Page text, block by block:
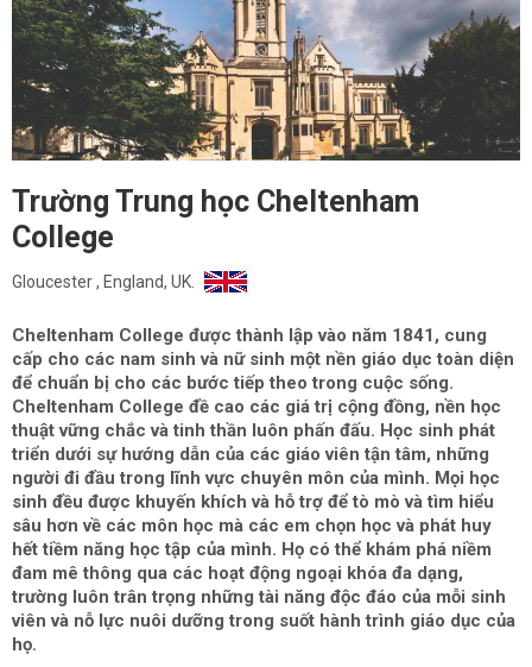
Trường Trung học Cheltenham
College
Gloucester , England, UK.
Cheltenham College được thành lập vào năm 1841, cung
cấp cho các nam sinh và nữ sinh một nền giáo dục toàn diện
để chuẩn bị cho các bước tiếp theo trong cuộc sống.
Cheltenham College đề cao các giá trị cộng đồng, nền học
thuật vững chắc và tinh thần luôn phấn đấu. Học sinh phát
triển dưới sự hướng dẫn của các giáo viên tận tâm, những
người đi đầu trong lĩnh vực chuyên môn của mình. Mọi học
sinh đều được khuyến khích và hỗ trợ để tò mò và tìm hiểu
sâu hơn về các môn học mà các em chọn học và phát huy
hết tiềm năng học tập của mình. Họ có thể khám phá niềm
đam mê thông qua các hoạt động ngoại khóa đa dạng,
trường luôn trân trọng những tài năng độc đáo của mỗi sinh
viên và nỗ lực nuôi dưỡng trong suốt hành trình giáo dục của
họ.